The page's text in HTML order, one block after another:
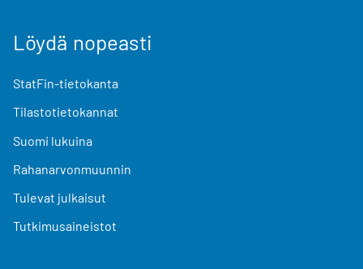
Löydä nopeasti
StatFin-tietokanta
Tilastotietokannat
Suomi lukuina
Rahanarvonmuunnin
Tulevat julkaisut
Tutkimusaineistot